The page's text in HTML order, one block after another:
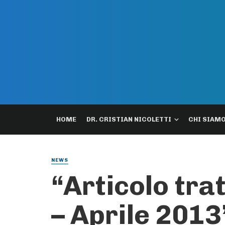
HOME DR. CRISTIAN NICOLETTI CHI SIAMO
NEWS
“Articolo
– Aprile